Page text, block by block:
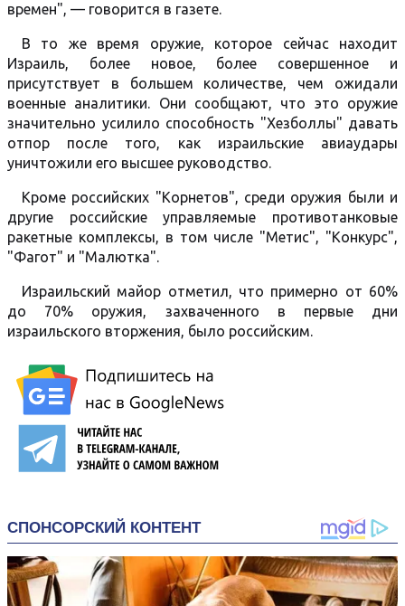
времен", — говорится в газете.
В то же время оружие, которое сейчас находит
Израиль, более новое, более совершенное и
присутствует в большем количестве, чем ожидали
военные аналитики. Они сообщают, что это оружие
значительно усилило способность "Хезболлы" давать
отпор после того, как израильские авиаудары
уничтожили его высшее руководство.
Кроме российских "Корнетов", среди оружия были и
другие российские управляемые противотанковые
ракетные комплексы, в том числе "Метис", "Конкурс",
"Фагот" и "Малютка".
Израильский майор отметил, что примерно от 60%
до 70% оружия, захваченного в первые дни
израильского вторжения, было российским.